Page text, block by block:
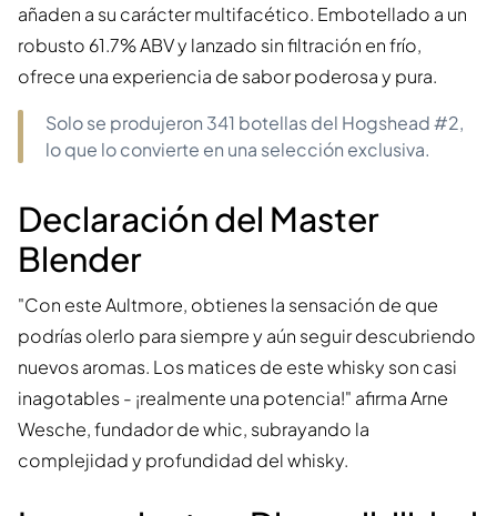
añaden a su carácter multifacético. Embotellado a un
robusto 61.7% ABV y lanzado sin filtración en frío,
ofrece una experiencia de sabor poderosa y pura.
Solo se produjeron 341 botellas del Hogshead #2,
lo que lo convierte en una selección exclusiva.
Declaración del Master
Blender
"Con este Aultmore, obtienes la sensación de que
podrías olerlo para siempre y aún seguir descubriendo
nuevos aromas. Los matices de este whisky son casi
inagotables - ¡realmente una potencia!" afirma Arne
Wesche, fundador de whic, subrayando la
complejidad y profundidad del whisky.